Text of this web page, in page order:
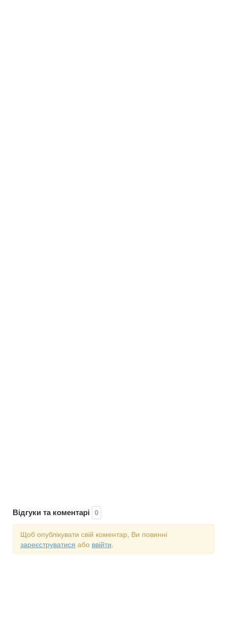
Відгуки та коментарі 0
Щоб опублікувати свій коментар, Ви повинні
зареєструватися або ввійти.